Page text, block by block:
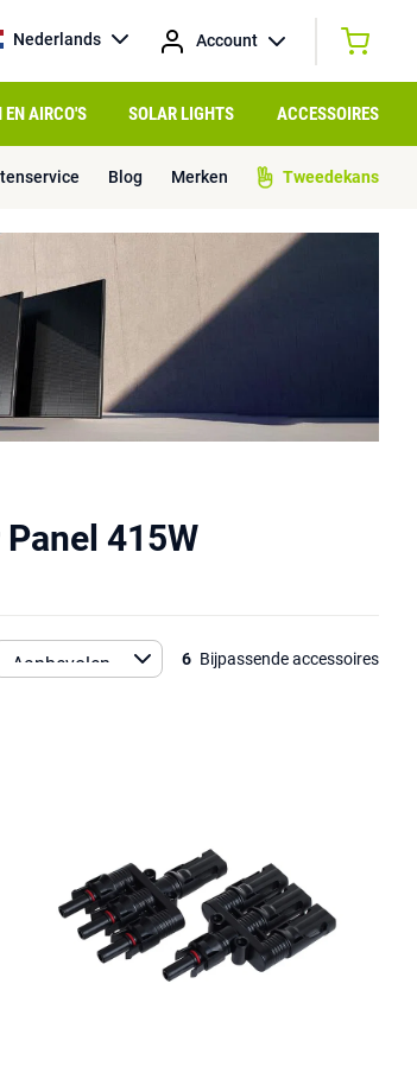
Nederlands Account
EN AIRCO'S SOLAR LIGHTS ACCESSOIRES
Blog Merken Tweedekans
415W
6 Bijpassende accessoires